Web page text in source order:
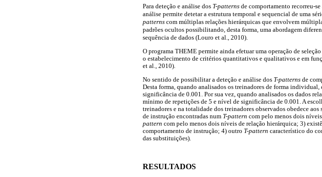
Para deteção e análise dos T-patterns de comportamento recorreu-
análise permite detetar a estrutura temporal e sequencial de uma
patterns com múltiplas relações hierárquicas que envolvem
padrões ocultos possibilitando, desta forma, uma abordagem
sequência de dados (Louro et al., 2010).
O programa THEME permite ainda efetuar uma operação de
o estabelecimento de critérios quantitativos e qualitativos e em
et al., 2010).
No sentido de possibilitar a deteção e análise dos T-patterns de
Desta forma, quando analisados os treinadores de forma
significância de 0.001. Por sua vez, quando analisados os dados
mínimo de repetições de 5 e nível de significância de 0.001. A
treinadores e na totalidade dos treinadores observados obedece
de instrução encontradas num T-pattern com pelo menos dois
pattern com pelo menos dois níveis de relação hierárquica; 3)
comportamento de instrução; 4) outro T-pattern característico do
das substituições).
RESULTADOS